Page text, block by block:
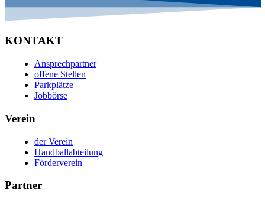
KONTAKT
Ansprechpartner
offene Stellen
Parkplätze
Jobbörse
Verein
der Verein
Handballabteilung
Förderverein
Partner